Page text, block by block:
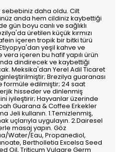
sebebiniz daha oldu. Cilt
anda hem cildiniz kaybettiği
gün boyu canlı ve sağlıklı
üretilen küçük kırmızı
içeren tropik bir bitki türü
yeşil kahve ve
içeren bu hafif yapılı ürün
dindirecek ve kaybettiği
Meksika'dan Yerel Adil Ticaret
Brezilya guaranası
formüle edilmiştir; 24 saat
hisseder ve dinlenmiş
iyileştirir; Hayvanlar üzerinde
Guarana & Coffee Erkekler
Jeli kullanın. 1.Temizlenmiş,
uçlarıyla uygulayın. 2.Dairesel
masaj yapın. Göz
Water/Eau, Propanediol,
Bertholletia Excelsa Seed
Oil, Triticum Vulgare Germ